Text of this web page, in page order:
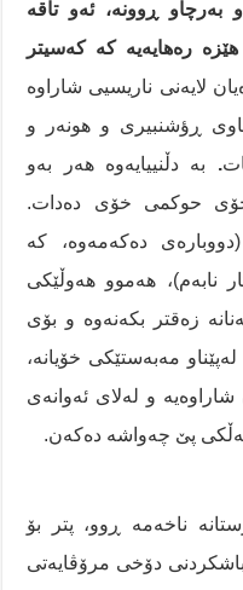
بەرچاو ڕوونە، ئەو تاقە
رەهایەیە کە کەسیتر
لایەنی ناریسیی شاراوە
ڕؤشنبیری و هونەر و
. بە دڵنییایەوە هەر بەو
حوکمی خۆی دەدات.
دەکەمەوە، کە
نابەم)، هەموو هەوڵێکی
زەقتر بکەنەوە و بۆی
مەبەستێکی خۆیانە،
و لەلای ئەوانەی
پێ چەواشە دەکەن.
ناخەمە ڕوو، پتر بۆ
باشکردنی دۆخی مرۆڤایەتی